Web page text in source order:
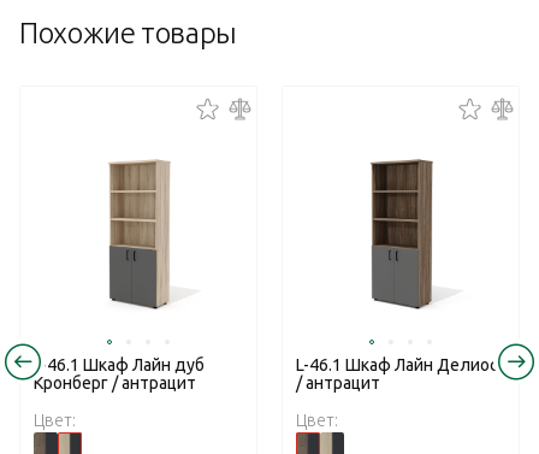
Похожие товары
L-46.1 Шкаф Лайн дуб
Кронберг / антрацит
Цвет:
L-46.1 Шкаф Лайн Делиос
/ антрацит
Цвет: